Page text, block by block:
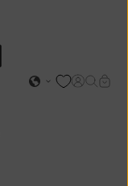
Page